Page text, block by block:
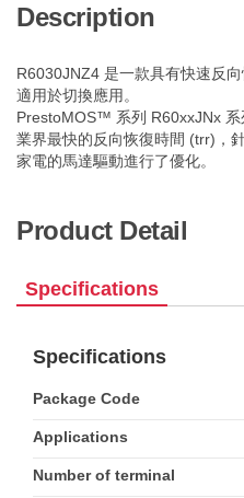
Description
R6030JNZ4 是一款具有快速反
適用於切換應用。
PrestoMOS™ 系列 R60xxJNx 系
業界最快的反向恢復時間 (trr)，
家電的馬達驅動進行了優化。
Product Detail
Specifications
Specifications
Package Code
Applications
Number of terminal